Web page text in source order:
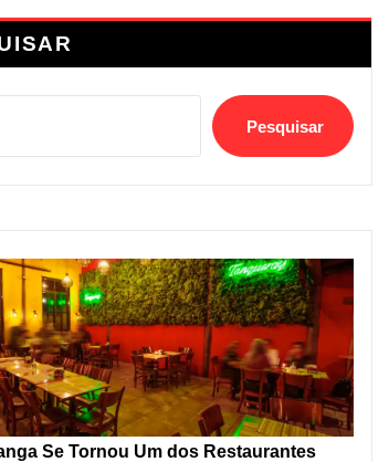
Pesquisar
Se Tornou Um dos Restaurantes